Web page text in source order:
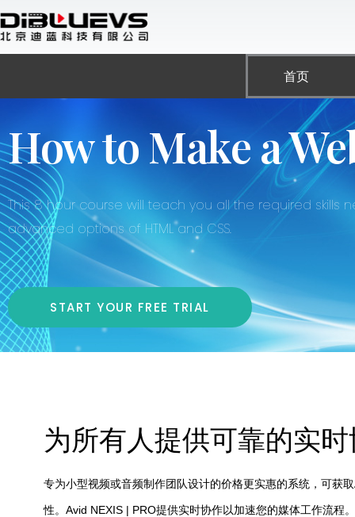
跳
至
内
首页
How to Make a
This 8 hour course will teach you all the required
advanced options of HTML and CSS.
START YOUR FREE TRIAL
为所有人提供可靠的实
专为小型视频或音频制作团队设计的价格更实惠的系统，可获
性。Avid NEXIS | PRO提供实时协作以加速您的媒体工作流程